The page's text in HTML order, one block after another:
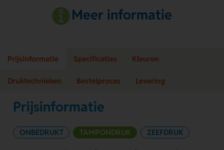
Meer informatie
Prijsinformatie Specificaties Kleuren
Druktechnieken Bestelproces Levering
Prijsinformatie
ONBEDRUKT TAMPONDRUK ZEEFDRUK